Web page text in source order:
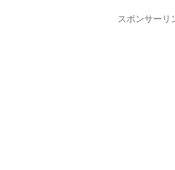
スポンサーリ